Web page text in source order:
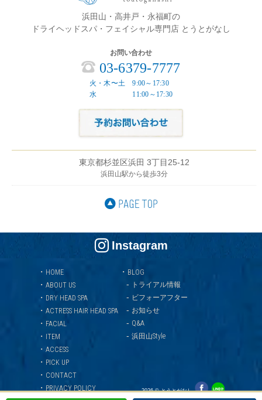
浜田山・高井戸・永福町の
ドライヘッドスパ・フェイシャル専門店 とうとがなし
お問い合わせ
03-6379-7777
火・木〜土 9:00～17:30
水 11:00～17:30
東京都杉並区浜田 3丁目25-12
浜田山駅から徒歩3分
Instagram
・ HOME
・ ABOUT US
・ DRY HEAD SPA
・ ACTRESS HAIR HEAD SPA
・ FACIAL
・ ITEM
・ ACCESS
・ PICK UP
・ CONTACT
・ PRIVACY POLICY
・ BLOG
- トライアル情報
- ビフォーアフター
- お知らせ
- Q&A
- 浜田山Style
2026 © とうとがなし